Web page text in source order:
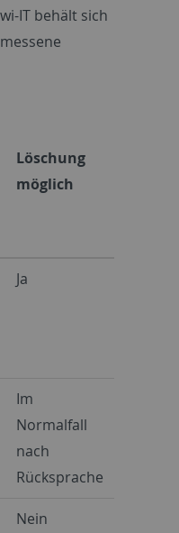
IT behält sich
Löschung
möglich
Ja
Im
Normalfall
nach
Rücksprache
Nein